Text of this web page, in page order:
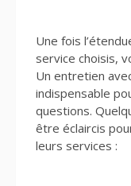
Une fois
service choisis,
Un entretien
indispensable
questions.
être éclaircis
leurs services :